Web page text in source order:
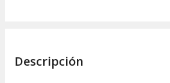
Descripción